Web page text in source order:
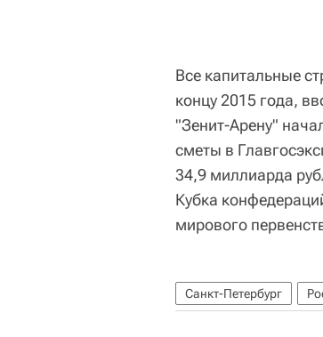
Все капитальные
концу 2015 года,
"Зенит-Арену"
сметы в
34,9 миллиарда
Кубка
мирового
Санкт-Петербург